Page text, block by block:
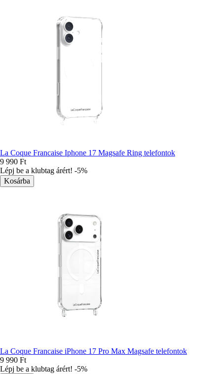
La Coque Francaise Iphone 17 Magsafe Ring telefontok
9 990 Ft
Lépj be a klubtag árért! -5%
La Coque Francaise iPhone 17 Pro Max Magsafe telefontok
9 990 Ft
Lépj be a klubtag árért! -5%